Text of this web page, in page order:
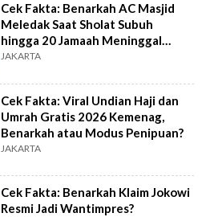
Cek Fakta: Benarkah AC Masjid
Meledak Saat Sholat Subuh
hingga 20 Jamaah Meninggal
Dunia?
JAKARTA
Cek Fakta: Viral Undian Haji dan
Umrah Gratis 2026 Kemenag,
Benarkah atau Modus Penipuan?
JAKARTA
Cek Fakta: Benarkah Klaim Jokowi
Resmi Jadi Wantimpres?